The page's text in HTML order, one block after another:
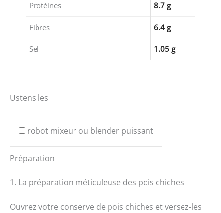
Protéines 8.7 g
Fibres 6.4 g
Sel 1.05 g
Ustensiles
robot mixeur ou blender puissant
Préparation
1. La préparation méticuleuse des pois chiches
Ouvrez votre conserve de pois chiches et versez-les